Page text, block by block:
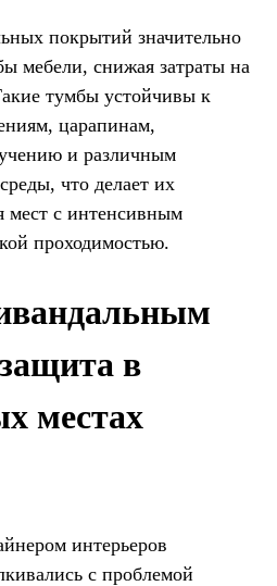
покрытий значительно
мебели, снижая затраты на
тумбы устойчивы к
царапинам,
и различным
что делает их
мест с интенсивным
проходимостью.
в
местах
интерьеров
с проблемой